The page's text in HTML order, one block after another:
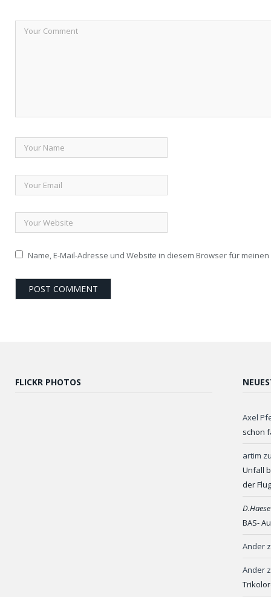
Name, E-Mail-Adresse und Website in diesem Browser für
FLICKR PHOTOS
Axel
schon
artim
Unfall
der
BAS-
Ander
Ander